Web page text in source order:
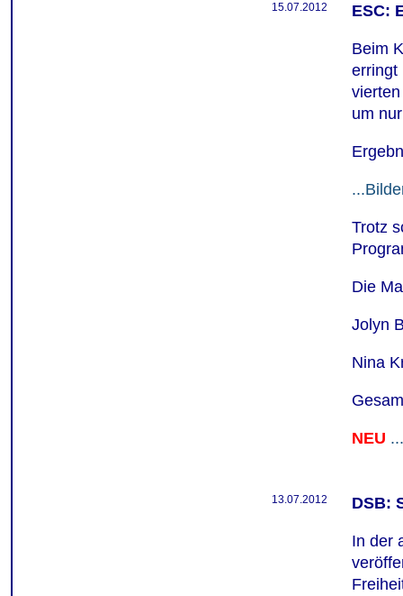
15.07.2012 ESC:
Beim
erringt
um
Trotz
Die
Jolyn
Nina
NEU
13.07.2012 DSB:
In der